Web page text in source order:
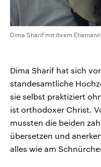
Dima Sharif mit ihrem
Dima Sharif hat sich
standesamtliche
sie selbst praktiziert
ist orthodoxer Christ.
mussten die beiden
übersetzen und
alles wie am